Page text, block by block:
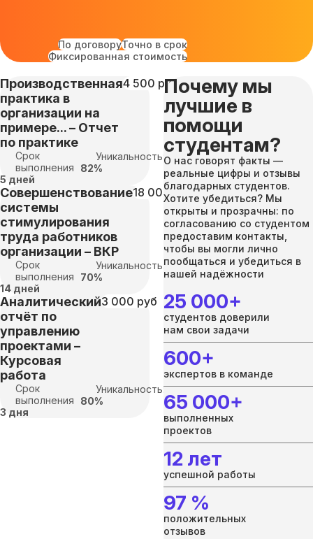
По договоруТочно в срок
Фиксированная стоимость
Производственная
практика в
организации на
примере... – Отчет
по практике
4 500 руб
Срок
выполнения
5 дней
Уникальность:
82%
Совершенствование
системы
стимулирования
труда работников
организации – ВКР
18 000 руб
Срок
выполнения
14 дней
Уникальность:
70%
Аналитический
отчёт по
управлению
проектами –
Курсовая
работа
3 000 руб
Срок
выполнения
3 дня
Уникальность:
80%
Почему мы
лучшие в
помощи
студентам?
О нас говорят факты —
реальные цифры и отзывы
благодарных студентов.
Хотите убедиться? Мы
открыты и прозрачны: по
согласованию со студентом
предоставим контакты,
чтобы вы могли лично
пообщаться и убедиться в
нашей надёжности
25 000+
студентов доверили
нам свои задачи
600+
экспертов в команде
65 000+
выполненных
проектов
12 лет
успешной работы
97 %
положительных
отзывов